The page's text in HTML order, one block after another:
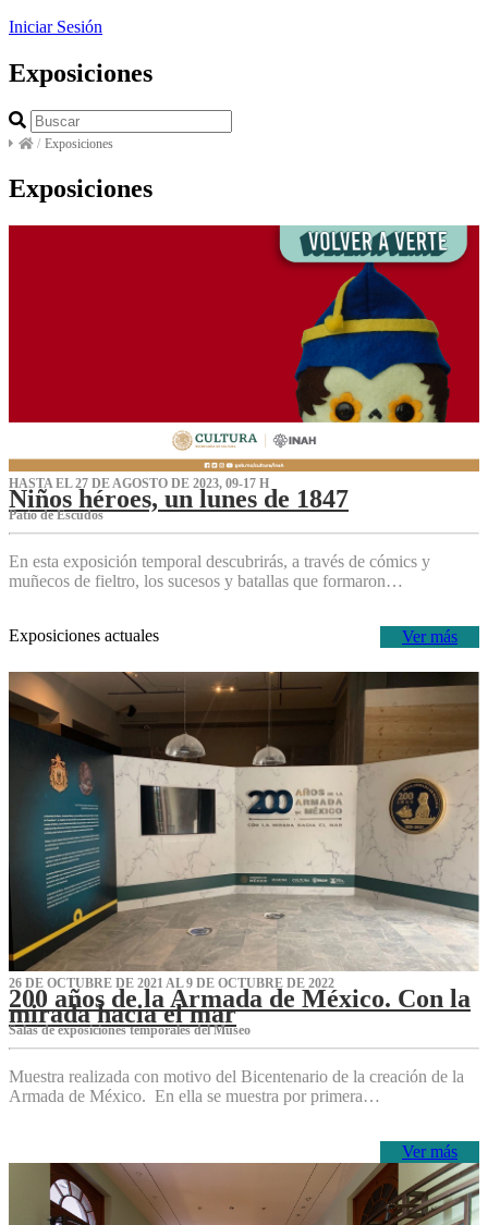
Iniciar Sesión
Exposiciones
/ Exposiciones
Exposiciones
HASTA EL 27 DE AGOSTO DE 2023, 09-17 H
Niños héroes, un lunes de 1847
Patio de Escudos
En esta exposición temporal descubrirás, a través de cómics y
muñecos de fieltro, los sucesos y batallas que formaron…
Ver más
Exposiciones actuales
26 DE OCTUBRE DE 2021 AL 9 DE OCTUBRE DE 2022
200 años de la Armada de México. Con la
mirada hacia el mar
Salas de exposiciones temporales del Museo‌
Muestra realizada con motivo del Bicentenario de la creación de la
Armada de México. En ella se muestra por primera…
Ver más